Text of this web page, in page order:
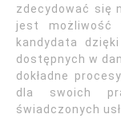
zdecydować się
jest możliwość
kandydata
dostępnych w
dokładne
dla swoich
świadczonych